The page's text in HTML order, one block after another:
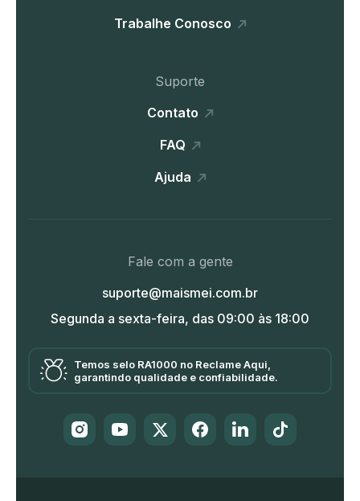
Trabalhe Conosco
Suporte
Contato
FAQ
Ajuda
Fale com a gente
suporte@maismei.com.br
Segunda a sexta-feira, das 09:00 às 18:00
Temos selo RA1000 no Reclame Aqui,
garantindo qualidade e confiabilidade.